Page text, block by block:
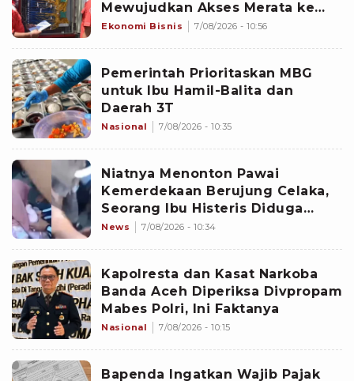
Mewujudkan Akses Merata ke
Seluruh Negeri
Ekonomi Bisnis 7/08/2026 - 10:56
Pemerintah Prioritaskan MBG
untuk Ibu Hamil-Balita dan
Daerah 3T
Nasional 7/08/2026 - 10:35
Niatnya Menonton Pawai
Kemerdekaan Berujung Celaka,
Seorang Ibu Histeris Diduga
Ditabrak Oknum Polisi
News 7/08/2026 - 10:34
Kapolresta dan Kasat Narkoba
Banda Aceh Diperiksa Divpropam
Mabes Polri, Ini Faktanya
Nasional 7/08/2026 - 10:15
Bapenda Ingatkan Wajib Pajak